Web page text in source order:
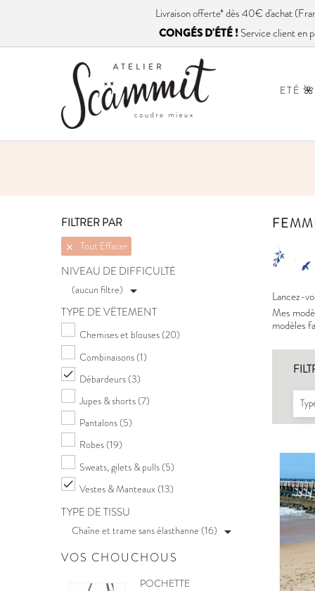
Livraisonofferte* dès 40€ d'achat
CONGÉS D'ÉTÉ ! Service client en
ETÉ 🌺
FILTRER PAR
 Tout Effacer
NIVEAU DE DIFFICULTÉ
(aucun filtre) 
TYPE DE VÊTEMENT
Chemises et blouses (20)
Combinaisons (1)
 Débardeurs (3)
Jupes & shorts (7)
Pantalons (5)
Robes (19)
Sweats, gilets & pulls (5)
 Vestes & Manteaux (13)
TYPE DE TISSU
Chaîne et trame sans élasthanne (16) 
VOS CHOUCHOUS
POCHETTE
Lancez-
Mes
modèles